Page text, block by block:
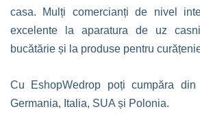
casa. Mulți comercianți de nivel
excelente la aparatura de uz
bucătărie și la produse pentru
Cu EshopWedrop poți cumpăra
Germania, Italia, SUA și Polonia.